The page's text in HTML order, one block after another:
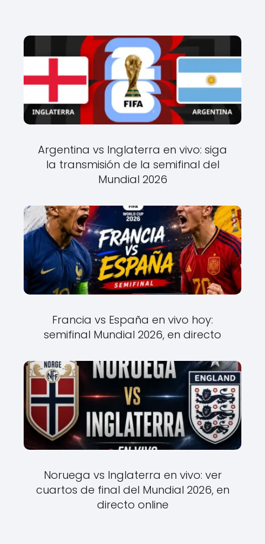
Argentina vs Inglaterra en vivo: siga
la transmisión de la semifinal del
Mundial 2026
Francia vs España en vivo hoy:
semifinal Mundial 2026, en directo
Noruega vs Inglaterra en vivo: ver
cuartos de final del Mundial 2026, en
directo online